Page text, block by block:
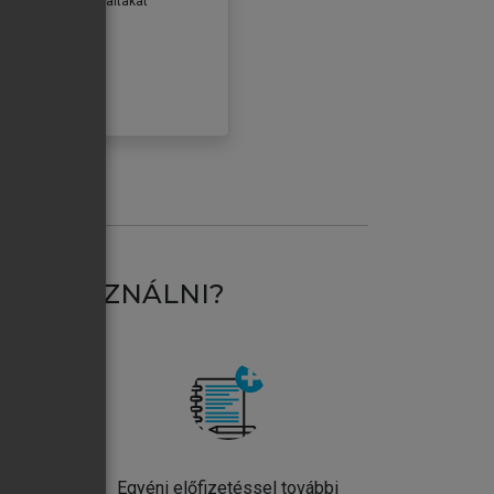
HASZNÁLNI?
Egyéni előfizetéssel további